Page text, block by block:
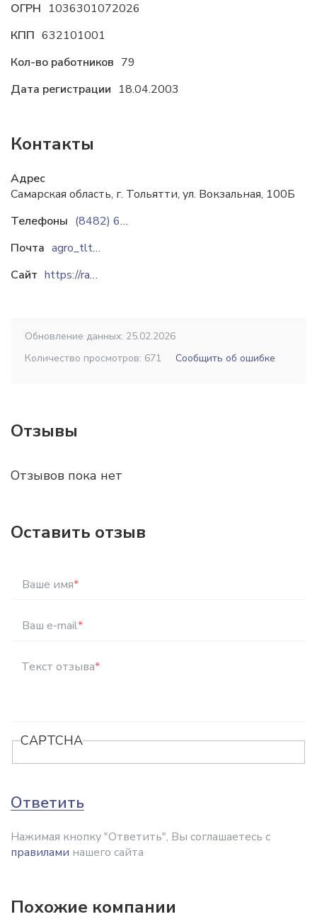
ОГРН 1036301072026
КПП 632101001
Кол-во работников 79
Дата регистрации 18.04.2003
Контакты
Адрес
Самарская область, г. Тольятти, ул. Вокзальная, 100Б
Телефоны
(8482) 69-73-00
Почта
agro_tlt@mail.ru
Сайт
https://radost-tlt.ru
Обновление данных: 25.02.2026
Количество просмотров: 671
Сообщить об ошибке
Отзывы
Отзывов пока нет
Оставить отзыв
Ваше имя*
Ваш e-mail*
Текст отзыва*
CAPTCHA
Ответить
Нажимая кнопку "Ответить", Вы соглашаетесь с
правилами нашего сайта
Похожие компании